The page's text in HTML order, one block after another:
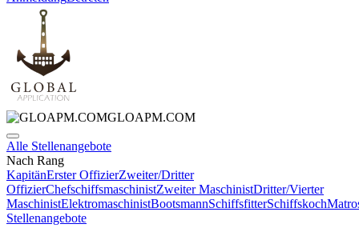
GLOAPM.COM
Alle Stellenangebote
Nach Rang
KapitänErster OffizierZweiter/Dritter
OffizierChefschiffsmaschinistZweiter MaschinistDritter/Vierter
MaschinistElektromaschinistBootsmannSchiffsfitterSchiffskoch
Stellenangebote